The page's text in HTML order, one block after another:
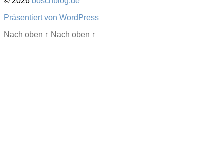
Präsentiert von WordPress
Nach oben ↑ Nach oben ↑